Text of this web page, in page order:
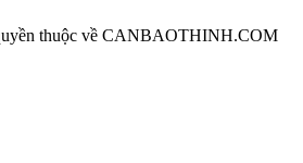
thuộc về CANBAOTHINH.COM